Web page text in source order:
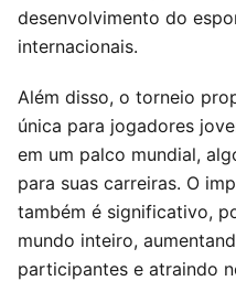
desenvolvimento do
internacionais.
Além disso, o torneio
única para jogadores
em um palco mundial,
para suas carreiras. O
também é significativo,
mundo inteiro,
participantes e atraindo